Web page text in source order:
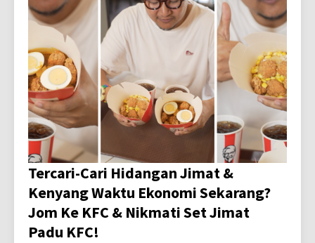
Tercari-Cari Hidangan Jimat &
Kenyang Waktu Ekonomi Sekarang?
Jom Ke KFC & Nikmati Set Jimat
Padu KFC!